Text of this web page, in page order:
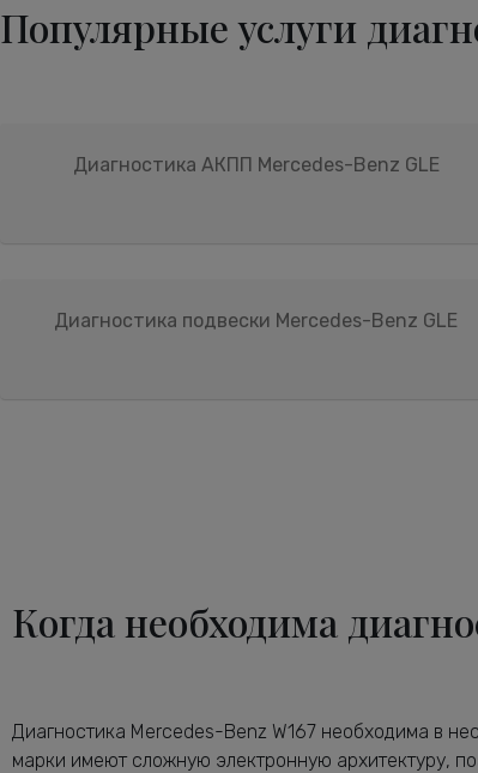
Популярные услуги
Диагностика АКПП Mercedes-Benz GLE
Диагностика подвески Mercedes-Benz GLE
Когда необходима
Диагностика Mercedes-Benz W167 необходима в
марки имеют сложную электронную архитектуру,